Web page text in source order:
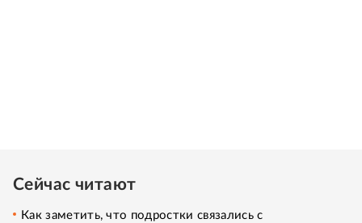
Сейчас читают
Как заметить, что подростки связались с